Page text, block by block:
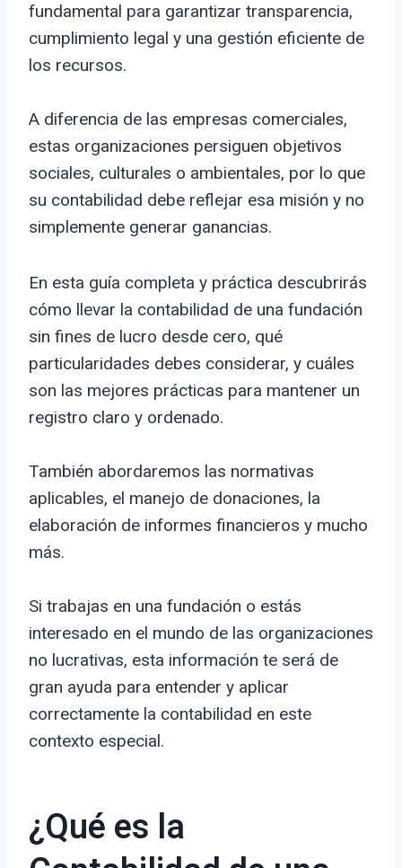
fundamental para garantizar transparencia,
cumplimiento legal y una gestión eficiente de
los recursos.
A diferencia de las empresas comerciales,
estas organizaciones persiguen objetivos
sociales, culturales o ambientales, por lo que
su contabilidad debe reflejar esa misión y no
simplemente generar ganancias.
En esta guía completa y práctica descubrirás
cómo llevar la contabilidad de una fundación
sin fines de lucro desde cero, qué
particularidades debes considerar, y cuáles
son las mejores prácticas para mantener un
registro claro y ordenado.
También abordaremos las normativas
aplicables, el manejo de donaciones, la
elaboración de informes financieros y mucho
más.
Si trabajas en una fundación o estás
interesado en el mundo de las organizaciones
no lucrativas, esta información te será de
gran ayuda para entender y aplicar
correctamente la contabilidad en este
contexto especial.
¿Qué es la